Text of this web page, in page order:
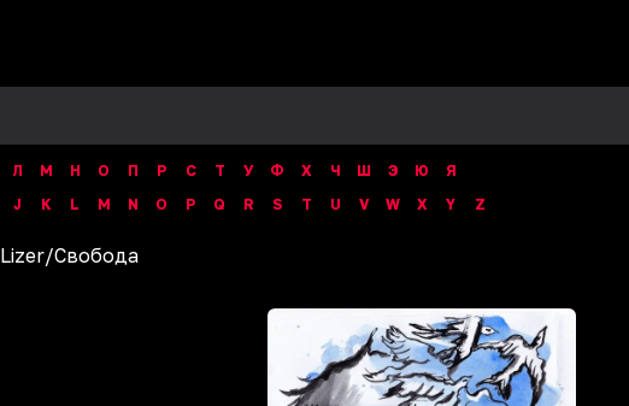
Л М Н О П Р С Т У Ф Х Ч Ш Э Ю
Я
J K L M N O P Q R S T U V W X Y Z
Lizer/Свобода